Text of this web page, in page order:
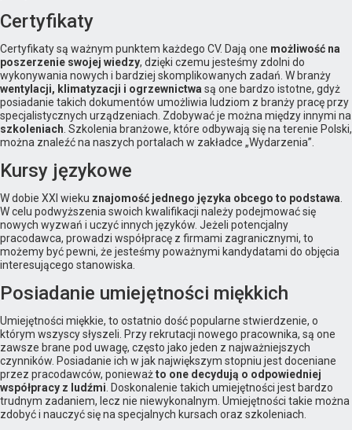
Certyfikaty
Certyfikaty są ważnym punktem każdego CV. Dają one możliwość na
poszerzenie swojej wiedzy, dzięki czemu jesteśmy zdolni do
wykonywania nowych i bardziej skomplikowanych zadań. W branży
wentylacji, klimatyzacji i ogrzewnictwa są one bardzo istotne, gdyż
posiadanie takich dokumentów umożliwia ludziom z branży pracę przy
specjalistycznych urządzeniach. Zdobywać je można między innymi na
szkoleniach . Szkolenia branżowe, które odbywają się na terenie Polski,
można znaleźć na naszych portalach w zakładce „Wydarzenia”.
Kursy językowe
W dobie XXI wieku znajomość jednego języka obcego to podstawa
W celu podwyższenia swoich kwalifikacji należy podejmować się
nowych wyzwań i uczyć innych języków. Jeżeli potencjalny
pracodawca, prowadzi współpracę z firmami zagranicznymi, to
możemy być pewni, że jesteśmy poważnymi kandydatami do objęcia
interesującego stanowiska.
Posiadanie umiejętności miękkich
Umiejętności miękkie, to ostatnio dość popularne stwierdzenie, o
którym wszyscy słyszeli. Przy rekrutacji nowego pracownika, są one
zawsze brane pod uwagę, często jako jeden z najważniejszych
czynników. Posiadanie ich w jak największym stopniu jest doceniane
przez pracodawców, ponieważto one decydują o odpowiedniej
współpracy z ludźmi . Doskonalenie takich umiejętności jest bardzo
trudnym zadaniem, lecz nie niewykonalnym. Umiejętności takie można
zdobyć i nauczyć się na specjalnych kursach oraz szkoleniach.